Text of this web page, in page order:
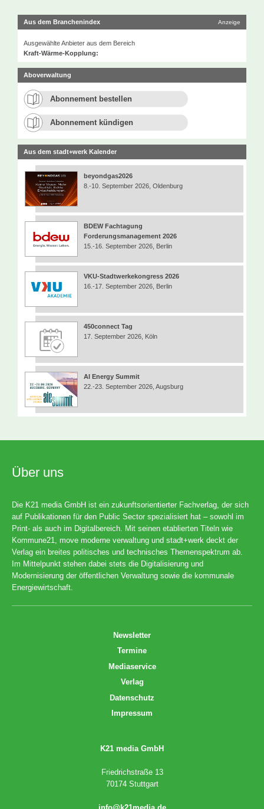
Aus dem Branchenindex Anzeige
Ausgewählte Anbieter aus dem Bereich
Kraft-Wärme-Kopplung:
Aboverwaltung
Abonnement bestellen
Abonnement kündigen
Aus dem stadt+werk Kalender
beyondgas2026
8.-10. September 2026, Oldenburg
BDEW Fachtagung
Forderungsmanagement 2026
15.-16. September 2026, Berlin
VKU-Stadtwerkekongress 2026
16.-17. September 2026, Berlin
450connect Tag
17. September 2026, Köln
AI Energy Summit
22.-23. September 2026, Augsburg
Über uns
Die K21 media GmbH ist ein zukunftsorientierter Fachverlag, der sich
auf Publikationen für den Public Sector spezialisiert hat – sowohl im
Print- als auch im Digitalbereich. Mit seinen etablierten Titeln wie
Kommune21, move moderne verwaltung und stadt+werk deckt der
Verlag ein breites politisches und technisches Themenspektrum ab.
Im Mittelpunkt stehen dabei stets die Digitalisierung und
Modernisierung der öffentlichen Verwaltung sowie die kommunale
Energiewirtschaft.
Newsletter
Termine
Mediaservice
Verlag
Datenschutz
Impressum
K21 media GmbH
Friedrichstraße 13
70174 Stuttgart